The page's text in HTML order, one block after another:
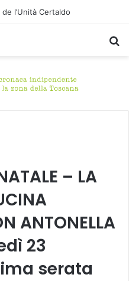
l’Unità Certaldo
– LA
ANTONELLA
23
serata